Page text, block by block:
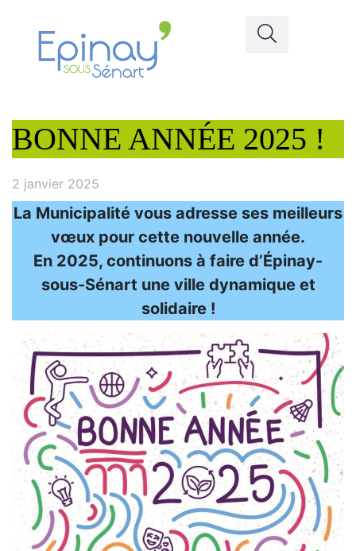
BONNE ANNÉE 2025 !
2 janvier 2025
La Municipalité vous adresse ses meilleurs
vœux pour cette nouvelle année.
En 2025, continuons à faire d’Épinay-
sous-Sénart une ville dynamique et
solidaire !